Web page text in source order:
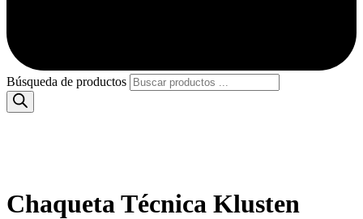
Búsqueda de productos
Chaqueta Técnica Klusten